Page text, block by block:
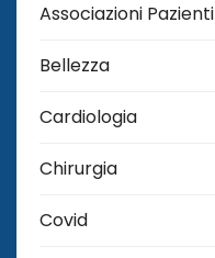
Associazioni Pazienti
Bellezza
Cardiologia
Chirurgia
Covid